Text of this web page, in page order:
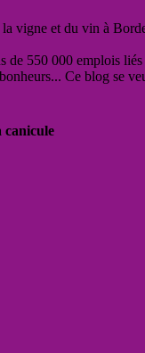
vigne et du vin à
de 550 000 emplois
Ce blog se
canicule